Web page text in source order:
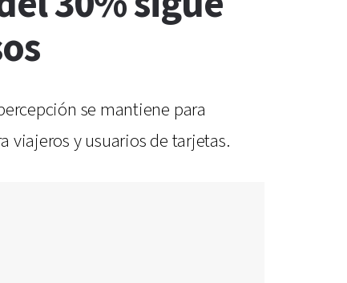
se mantiene para
viajeros y usuarios de tarjetas.